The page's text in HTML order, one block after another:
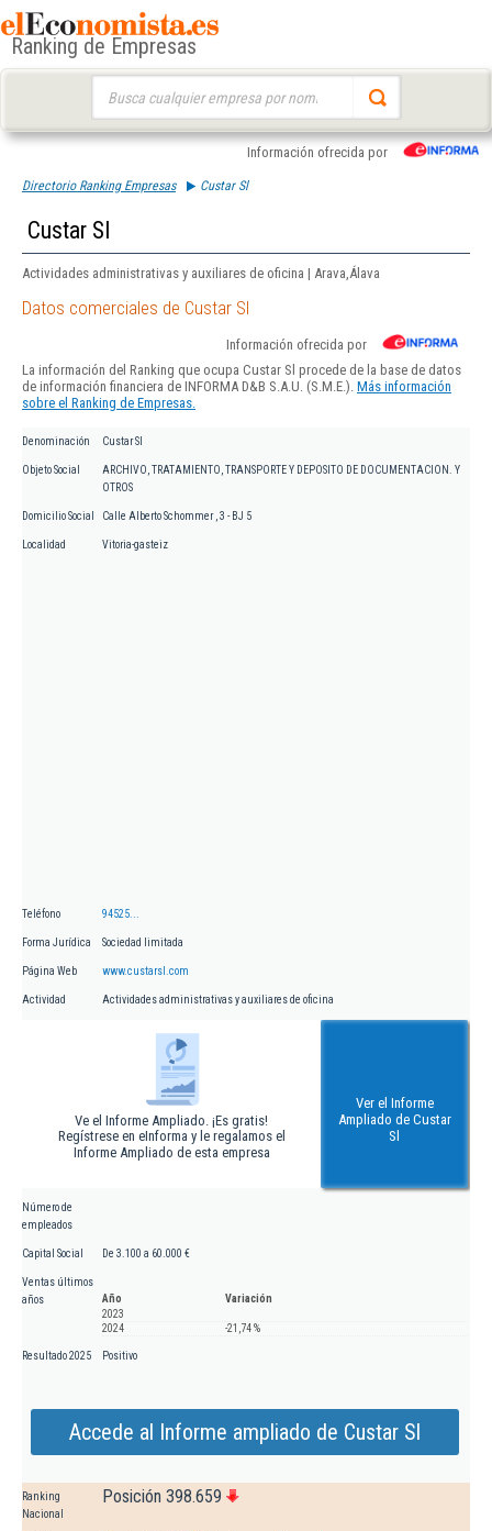
Ranking de Empresas
Información ofrecida por
Directorio Ranking Empresas Custar Sl
Custar Sl
Actividades administrativas y auxiliares de oficina | Arava,Álava
Datos comerciales de Custar Sl
Información ofrecida por
La información del Ranking que ocupa Custar Sl procede de la base de datos
de información financiera de INFORMA D&B S.A.U. (S.M.E.). Más información
sobre el Ranking de Empresas.
Denominación Custar Sl
Objeto Social
ARCHIVO, TRATAMIENTO, TRANSPORTE Y DEPOSITO DE DOCUMENTACION. Y
OTROS
Domicilio Social Calle Alberto Schommer , 3 - BJ 5
Localidad Vitoria-gasteiz
Teléfono 94525...
Forma Jurídica Sociedad limitada
Página Web www.custarsl.com
Actividad Actividades administrativas y auxiliares de oficina
Ve el Informe Ampliado. ¡Es gratis!
Regístrese en eInforma y le regalamos el
Informe Ampliado de esta empresa
Ver el Informe
Ampliado de Custar
Sl
Número de
empleados
Capital Social De 3.100 a 60.000 €
Ventas últimos
años
Año
Variación
2023
2024
-21,74 %
Resultado 2025 Positivo
Accede al Informe ampliado de Custar Sl
Ranking
Nacional
Posición 398.659